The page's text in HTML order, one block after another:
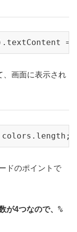
=
、画面に表示され
colors.length;
ドのポイントで
が4つなので、 %